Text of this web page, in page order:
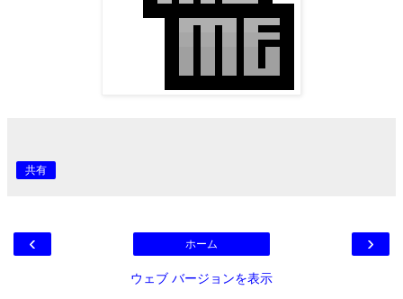
共有
‹ ›
ホーム
ウェブ バージョンを表示